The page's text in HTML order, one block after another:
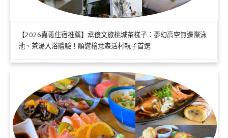
【2026嘉義住宿推薦】承億文旅桃城茶樣子：夢幻高空無邊際泳
池、茶湯入浴體驗！順遊檜意森活村親子首選